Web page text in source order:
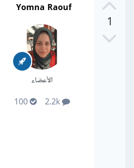
1
Yomna Raouf
الأعضاء
2.2k
100